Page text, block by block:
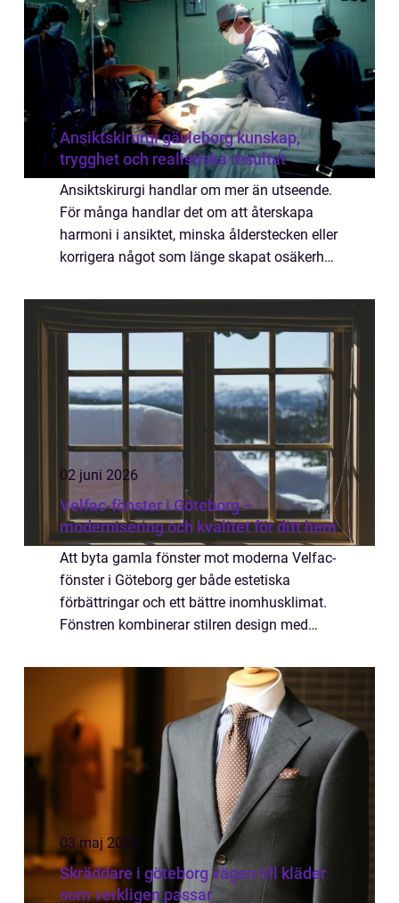
05 juli 2026
Ansiktskirurgi gävleborg kunskap,
trygghet och realistiska resultat
Ansiktskirurgi handlar om mer än utseende.
För många handlar det om att återskapa
harmoni i ansiktet, minska ålderstecken eller
korrigera något som länge skapat osäkerhet.
arbetar med både estetiska önske...
02 juni 2026
Velfac-fönster i Göteborg –
modernisering och kvalitet för ditt hem
Att byta gamla fönster mot moderna Velfac-
fönster i Göteborg ger både estetiska
förbättringar och ett bättre inomhusklimat.
Fönstren kombinerar stilren design med
03 maj 2026
Skräddare i göteborg vägen till kläder
som verkligen passar